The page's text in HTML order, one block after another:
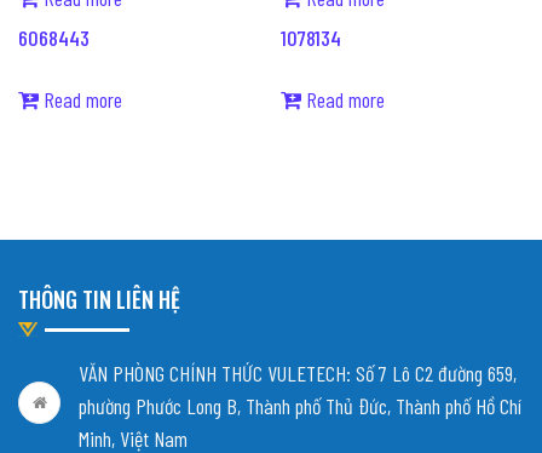
6068443
Read more
1078134
Read more
THÔNG TIN LIÊN HỆ
VĂN PHÒNG CHÍNH THỨC VULETECH: Số 7 Lô C2 đường 659,
phường Phước Long B, Thành phố Thủ Đức, Thành phố Hồ Chí
Minh, Việt Nam